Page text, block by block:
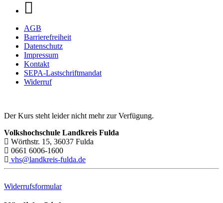
AGB
Barrierefreiheit
Datenschutz
Impressum
Kontakt
SEPA-Lastschriftmandat
Widerruf
Der Kurs steht leider nicht mehr zur Verfügung.
Volkshochschule Landkreis Fulda
Wörthstr. 15, 36037 Fulda
0661 6006-1600
vhs@landkreis-fulda.de
Widerrufsformular